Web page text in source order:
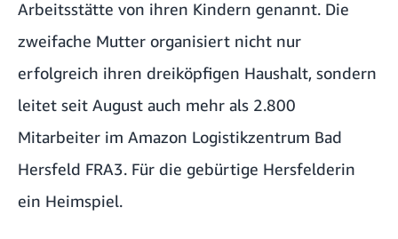
Arbeitsstätte von ihren Kindern genannt. Die
zweifache Mutter organisiert nicht nur
erfolgreich ihren dreiköpfigen Haushalt, sondern
leitet seit August auch mehr als 2.800
Mitarbeiter im Amazon Logistikzentrum Bad
Hersfeld FRA3. Für die gebürtige Hersfelderin
ein Heimspiel.